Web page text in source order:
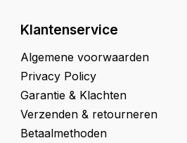
Klantenservice
Algemene voorwaarden
Privacy Policy
Garantie & Klachten
Verzenden & retourneren
Betaalmethoden